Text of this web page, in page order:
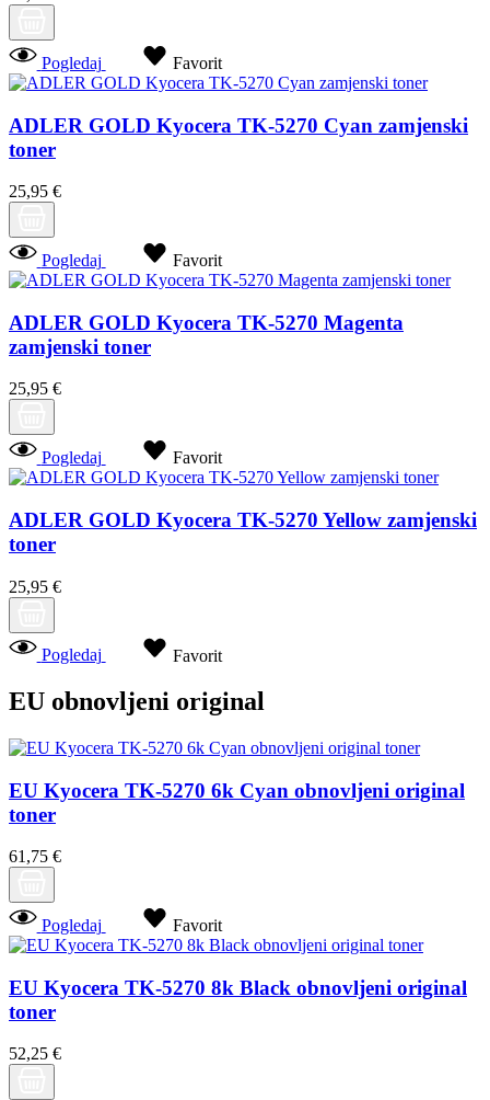
Pogledaj Favorit
ADLER GOLD Kyocera TK-5270 Cyan zamjenski
toner
25,95 €
Pogledaj Favorit
ADLER GOLD Kyocera TK-5270 Magenta
zamjenski toner
25,95 €
Pogledaj Favorit
ADLER GOLD Kyocera TK-5270 Yellow zamjenski
toner
25,95 €
Pogledaj Favorit
EU obnovljeni original
EU Kyocera TK-5270 6k Cyan obnovljeni original
toner
61,75 €
Pogledaj Favorit
EU Kyocera TK-5270 8k Black obnovljeni original
toner
52,25 €